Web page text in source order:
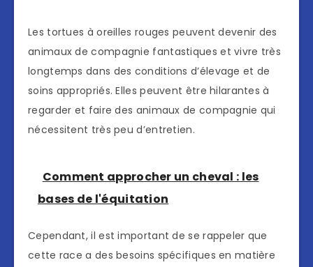
Les tortues à oreilles rouges peuvent devenir des
animaux de compagnie fantastiques et vivre très
longtemps dans des conditions d’élevage et de
soins appropriés. Elles peuvent être hilarantes à
regarder et faire des animaux de compagnie qui
nécessitent très peu d’entretien.
Comment approcher un cheval : les
bases de l'équitation
Cependant, il est important de se rappeler que
cette race a des besoins spécifiques en matière